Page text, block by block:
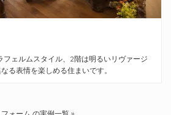
フェルムスタイル、2階は明るいリヴァージ
る表情を楽しめる住まいです。